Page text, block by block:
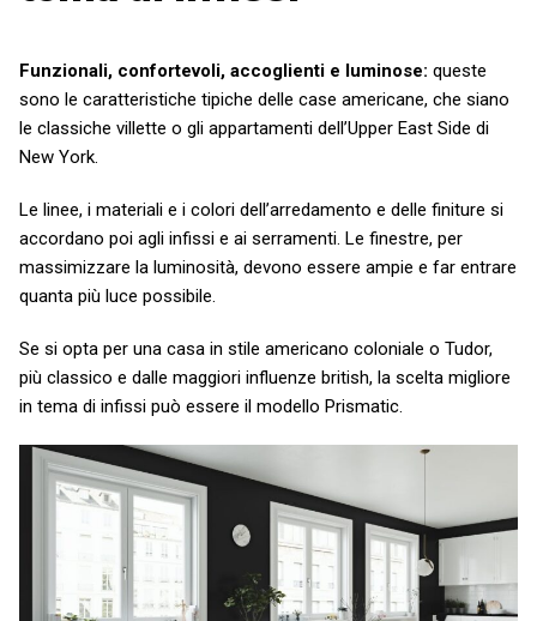
Funzionali, confortevoli, accoglienti e luminose: queste
sono le caratteristiche tipiche delle case americane, che siano
le classiche villette o gli appartamenti dell’Upper East Side di
New York.
Le linee, i materiali e i colori dell’arredamento e delle finiture si
accordano poi agli infissi e ai serramenti. Le finestre, per
massimizzare la luminosità, devono essere ampie e far entrare
quanta più luce possibile.
Se si opta per una casa in stile americano coloniale o Tudor,
più classico e dalle maggiori influenze british, la scelta migliore
in tema di infissi può essere il modello Prismatic.